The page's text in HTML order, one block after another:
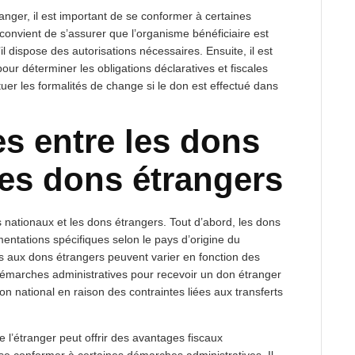
il est important de se conformer à certaines
de s’assurer que l’organisme bénéficiaire est
dispose des autorisations nécessaires. Ensuite, il est
déterminer les obligations déclaratives et fiscales
les formalités de change si le don est effectué dans
entre les dons
dons étrangers
et les dons étrangers. Tout d’abord, les dons
spécifiques selon le pays d’origine du
aux dons étrangers peuvent varier en fonction des
administratives pour recevoir un don étranger
national en raison des contraintes liées aux transferts
peut offrir des avantages fiscaux